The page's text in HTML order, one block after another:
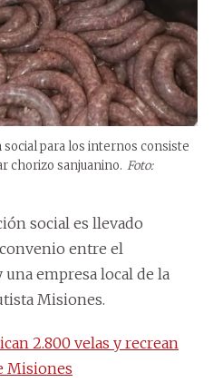
para los internos consiste
chorizo sanjuanino. Foto:
social es llevado
entre el
una empresa local de la
Misiones.
2.800 velas y recrean
Misiones